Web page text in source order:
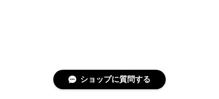
ショップに質問する